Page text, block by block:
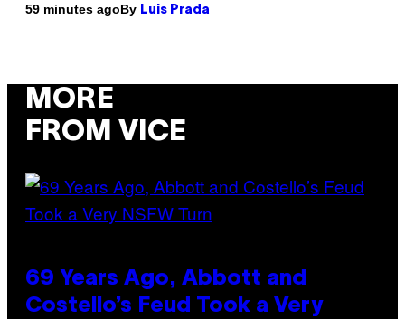
59 minutes agoBy Luis Prada
MORE
FROM VICE
69 Years Ago, Abbott and
Costello’s Feud Took a Very